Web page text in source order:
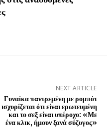
NEXT ARTICLE
Γυναίκα παντρεμένη με ρομπότ
ισχυρίζεται ότι είναι ερωτευμένη
και το σεξ είναι υπέροχο: «Με
ένα κλικ, ήμουν ξανά σύζυγος»